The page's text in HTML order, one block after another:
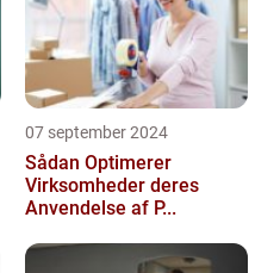
07 september 2024
Sådan Optimerer
Virksomheder deres
Anvendelse af P...